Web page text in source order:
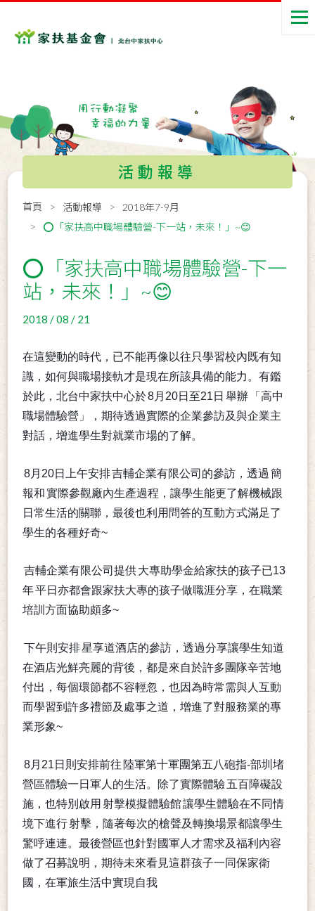
活動報導
首頁 活動報導
2018年7-9月
⭕「家扶高中職場體驗營-下一站，未來！」~😊
⭕「家扶高中職場體驗營-下一
站，未來！」~😊
2018 / 08 / 21
在這變動的時代，已不能再像以往只學習校內既有知
識，如何與職場接軌才是現在所該具備的能力。有鑑
於此，北台中家扶中心於8月20日至21日 舉辦
「高中
職場體驗營」，期待透過實際的企業參訪及與企業主
對話，增進學生對就業市場的了解。
8月20日上午安排吉輔企業有限公司的參訪，透過 簡
報和 實際參觀廠內生產過程，讓學生能更了解機械跟
日常生活的關聯，最後也利用問答的互動方式滿足了
學生的各種好奇~
吉輔企業有限公司提供大專助學金給家扶的孩子已13
年平日亦都會跟家扶大專的孩子做職涯分享，在職業
培訓方面協助頗多~
下午則安排星享道酒店的參訪，透過分享讓學生知道
在酒店光鮮亮麗的背後，都是來自於許多團隊辛苦地
付出，每個環節都不容輕忽，也因為時常需與人互動
而學習到許多禮節及處事之道，增進了對服務業的專
業形象~
8月21日則安排前往 陸軍第十軍團第五八砲指-部圳堵
營區體驗一日軍人的生活。除了實際體驗五百障礙設
施，也特別啟用 射擊模擬體驗館讓學生體驗在不同情
境下進行射擊，隨著每次的槍聲及轉換場景都讓學生
驚呼連連。最後營區也針對國軍人才需求及福利內容
做了召募說明，期待未來看見這群孩子一同保家衛
國，在軍旅生活中實現自我